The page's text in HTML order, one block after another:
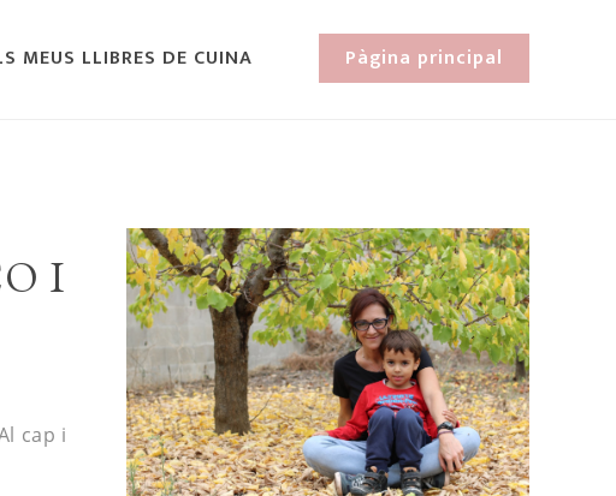
MEUS LLIBRES DE CUINA Pàgina principal
I
cap i